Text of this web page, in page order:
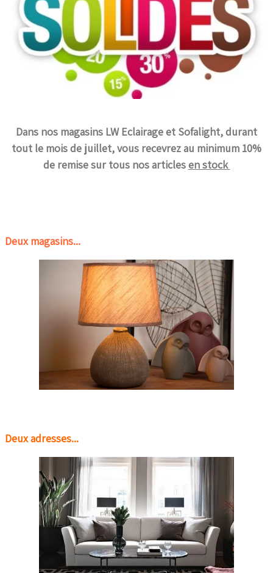
Dans nos magasins LW Eclairage et Sofalight, durant
tout le mois de juillet, vous recevrez au minimum 10%
de remise sur tous nos articlesen stock
Deux magasins...
Deux adresses...